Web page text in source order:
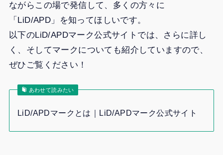
ながらこの場で発信して、多くの方々に
「LiD/APD」を知ってほしいです。
以下のLiD/APDマーク公式サイトでは、さらに詳し
く、そしてマークについても紹介していますので、
ぜひご覧ください！
あわせて読みたい
LiD/APDマークとは｜LiD/APDマーク公式サイト